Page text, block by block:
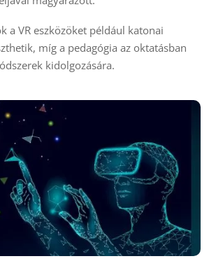
a VR eszközöket például katonai
míg a pedagógia az oktatásban
kidolgozására.